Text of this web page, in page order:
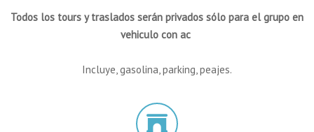
Todos los tours y traslados serán privados sólo para el grupo en
vehiculo con ac
Incluye, gasolina, parking, peajes.